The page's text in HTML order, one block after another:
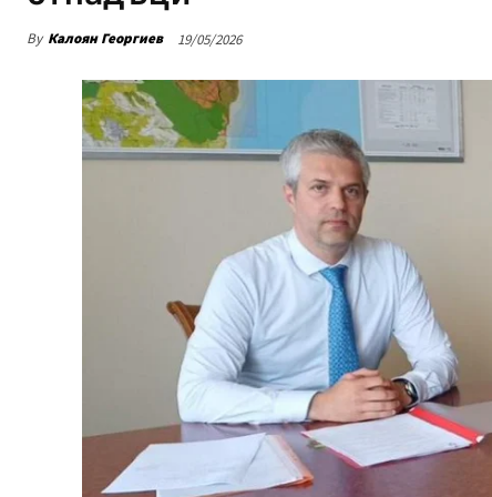
By Калоян Георгиев 19/05/2026